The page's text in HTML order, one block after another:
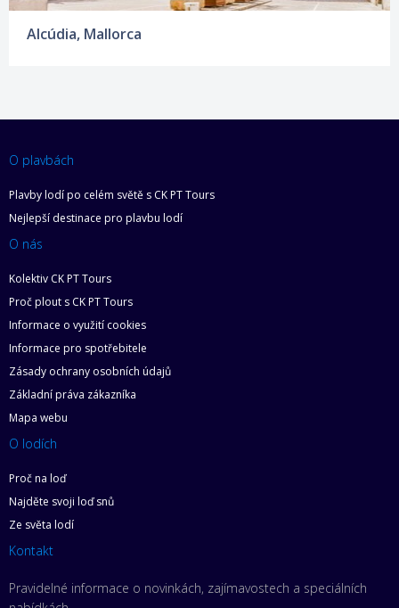
Alcúdia, Mallorca
O plavbách
Plavby lodí po celém světě s CK PT Tours
Nejlepší destinace pro plavbu lodí
O nás
Kolektiv CK PT Tours
Proč plout s CK PT Tours
Informace o využití cookies
Informace pro spotřebitele
Zásady ochrany osobních údajů
Základní práva zákazníka
Mapa webu
O lodích
Proč na loď
Najděte svoji loď snů
Ze světa lodí
Kontakt
Pravidelné informace o novinkách, zajímavostech a speciálních